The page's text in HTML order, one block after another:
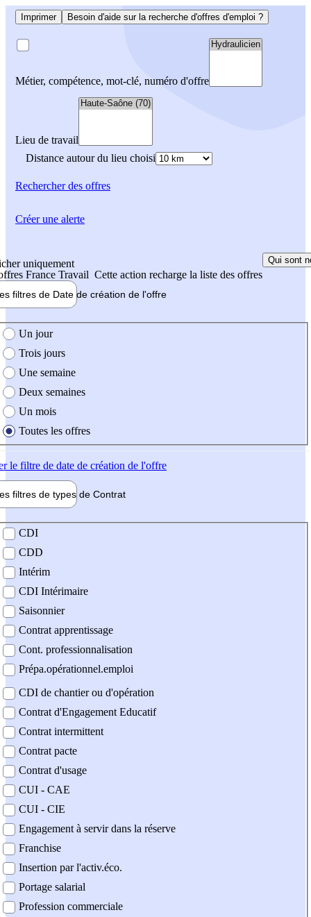
Imprimer Besoin d'aide sur la recherche d'offres d'emploi ?
Métier, compétence, mot-clé, numéro d'offre
Lieu de travail
Distance autour du lieu choisi
Rechercherdes offres
uniquement
France Travail Cette action recharge la liste des offres
Qui sont
filtres de Date de création de l'offre
création de l'offre
Un jour
Trois jours
Une semaine
Deux semaines
Un mois
Toutes les offres
le filtre de date de création de l'offre
filtres de types de Contrat
contrat
CDI
CDD
Intérim
CDI Intérimaire
Saisonnier
Contrat apprentissage
Cont. professionnalisation
Prépa.opérationnel.emploi
CDI de chantier ou d'opération
Contrat d'Engagement Educatif
Contrat intermittent
Contrat pacte
Contrat d'usage
CUI - CAE
CUI - CIE
Engagement à servir dans la réserve
Franchise
Insertion par l'activ.éco.
Portage salarial
Profession commerciale
Créer une alerte